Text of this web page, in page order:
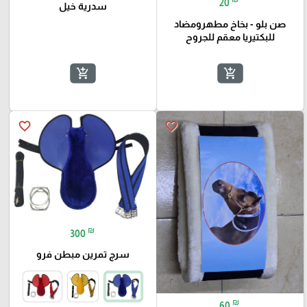
🎓
20
صن بلو - بخاخ مطهرومضاد
للبكتيريا معقم للجروح
add_shopping_cart
سدرية خيل
add_shopping_cart
favorite_border
₪
favorite_border
300 ₪
سرج تمرين مبطن فرو